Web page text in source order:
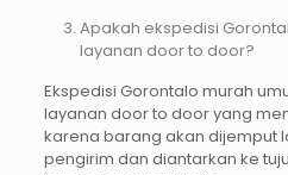
Apakah ekspedisi
layanan door to door?
Ekspedisi Gorontalo murah
layanan door to door yang
karena barang akan dijemput
pengirim dan diantarkan ke